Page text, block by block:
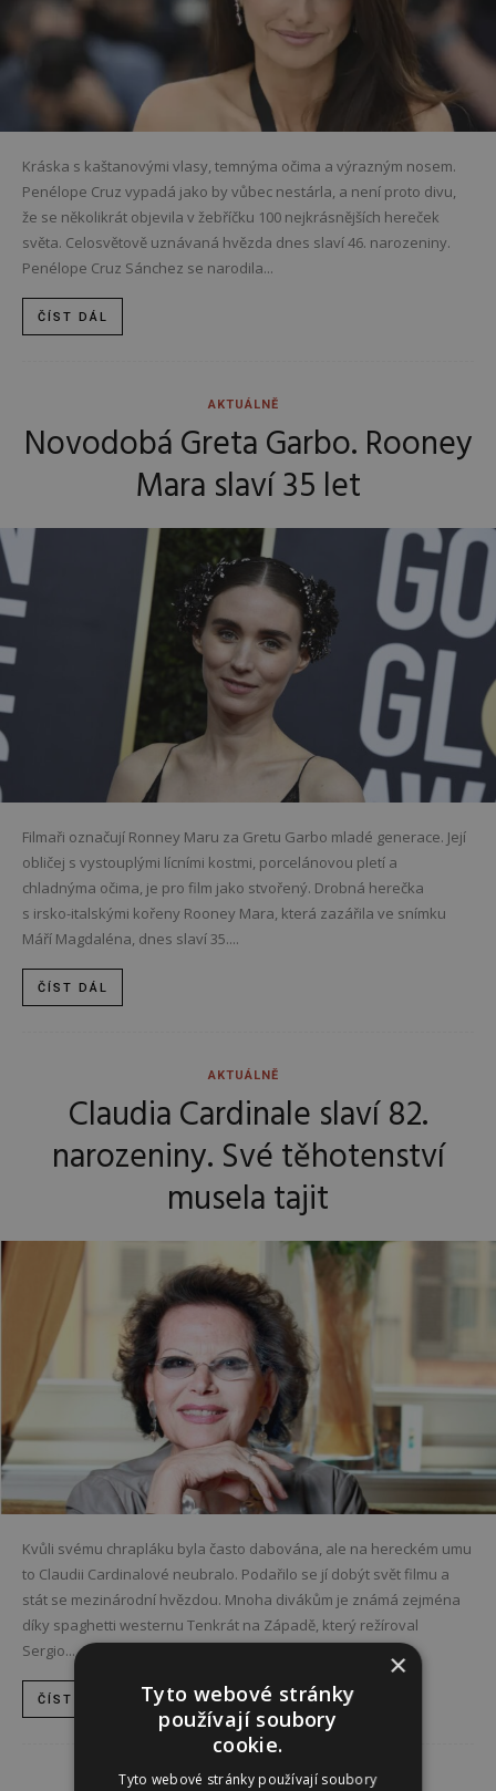
Kráska s kaštanovými vlasy, temnýma očima a výrazným nosem.
Penélope Cruz vypadá jako by vůbec nestárla, a není proto divu,
že se několikrát objevila v žebříčku 100 nejkrásnějších hereček
světa. Celosvětově uznávaná hvězda dnes slaví 46. narozeniny.
Penélope Cruz Sánchez se narodila...
ČÍST DÁL
AKTUÁLNĚ
Novodobá Greta Garbo. Rooney
Mara slaví 35 let
Filmaři označují Ronney Maru za Gretu Garbo mladé generace. Její
obličej s vystouplými lícními kostmi, porcelánovou pletí a
chladnýma očima, je pro film jako stvořený. Drobná herečka
s irsko-italskými kořeny Rooney Mara, která zazářila ve snímku
Máří Magdaléna, dnes slaví 35....
ČÍST DÁL
AKTUÁLNĚ
Claudia Cardinale slaví 82.
narozeniny. Své těhotenství
musela tajit
Kvůli svému chrapláku byla často dabována, ale na hereckém umu
to Claudii Cardinalové neubralo. Podařilo se jí dobýt svět filmu a
stát se mezinárodní hvězdou. Mnoha divákům je známá zejména
díky spaghetti westernu Tenkrát na Západě, který režíroval
Sergio...
ČÍST DÁL
AKTUÁLNĚ
×
Tyto webové stránky
používají soubory
cookie.
Tyto webové stránky používají soubory